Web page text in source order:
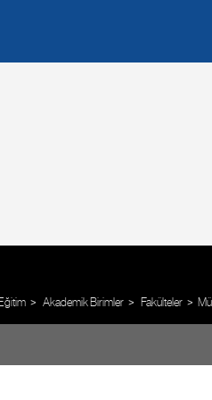
Akademik Birimler Fakülteler